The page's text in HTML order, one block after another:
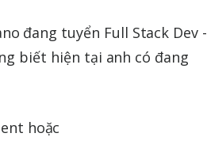
đang tuyển Full Stack Dev -
biết hiện tại anh có đang
hoặc